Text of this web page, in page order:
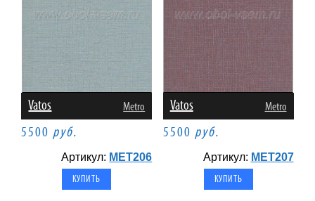
Vatos Metro
5500 руб.
Артикул: MET206
Vatos Metro
5500 руб.
Артикул: MET207